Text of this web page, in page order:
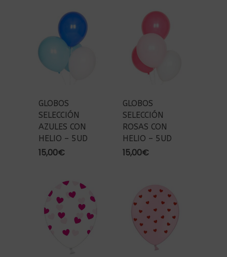
GLOBOS
SELECCIÓN
AZULES CON
HELIO – 5UD
15,00€
GLOBOS
SELECCIÓN
ROSAS CON
HELIO – 5UD
15,00€